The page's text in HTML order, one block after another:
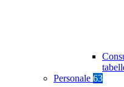
Personale 63